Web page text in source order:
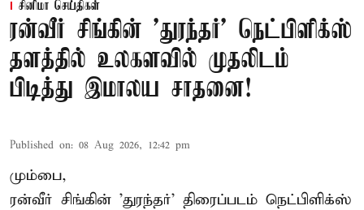
சினிமா செய்திகள்
ரன்வீர் சிங்கின் 'துரந்தர்' நெட்பிளிக்ஸ்
தளத்தில் உலகளவில் முதலிடம்
பிடித்து இமாலய சாதனை!
Published on: 08 Aug 2026, 12:42 pm
மும்பை,
ரன்வீர் சிங்கின் 'துரந்தர்' திரைப்படம் நெட்பிளிக்ஸ்